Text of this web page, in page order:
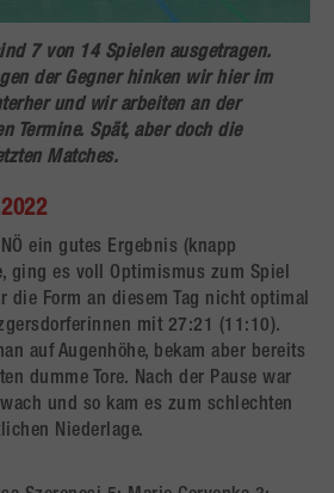
7 von 14 Spielen ausgetragen.
der Gegner hinken wir hier im
und wir arbeiten an der
Termine. Spät, aber doch die
Matches.
ein gutes Ergebnis (knapp
ging es voll Optimismus zum Spiel
die Form an diesem Tag nicht optimal
mit 27:21 (11:10).
auf Augenhöhe, bekam aber bereits
dumme Tore. Nach der Pause war
und so kam es zum schlechten
Niederlage.